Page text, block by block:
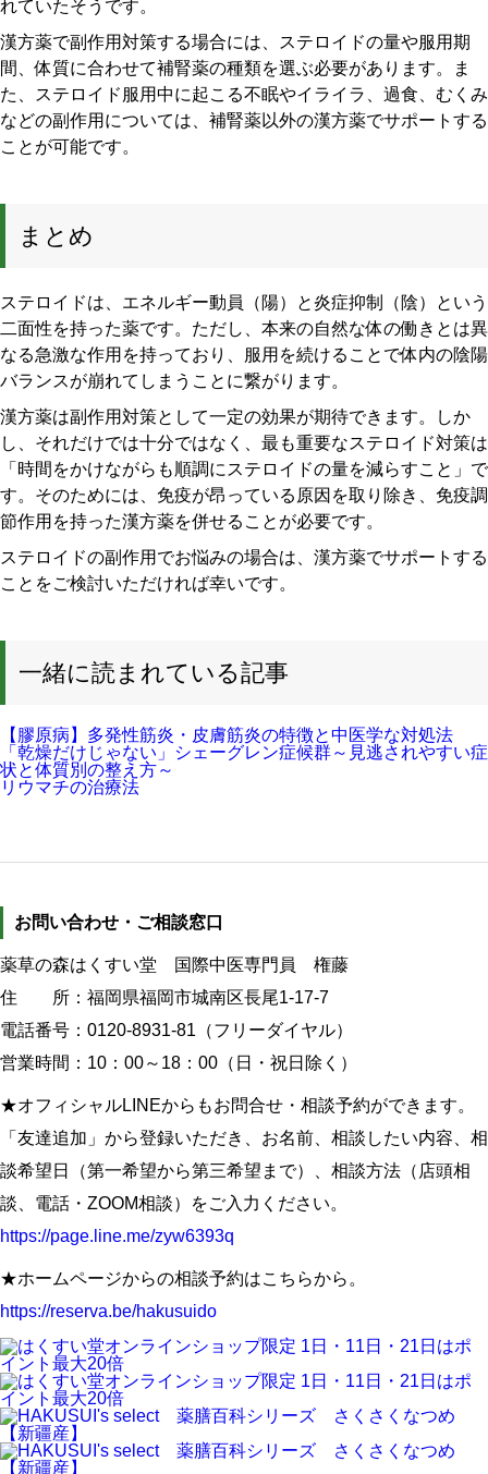
れていたそうです。
漢方薬で副作用対策する場合には、ステロイドの量や服用期
間、体質に合わせて補腎薬の種類を選ぶ必要があります。ま
た、ステロイド服用中に起こる不眠やイライラ、過食、むくみ
などの副作用については、補腎薬以外の漢方薬でサポートする
ことが可能です。
まとめ
ステロイドは、エネルギー動員（陽）と炎症抑制（陰）という
二面性を持った薬です。ただし、本来の自然な体の働きとは異
なる急激な作用を持っており、服用を続けることで体内の陰陽
バランスが崩れてしまうことに繋がります。
漢方薬は副作用対策として一定の効果が期待できます。しか
し、それだけでは十分ではなく、最も重要なステロイド対策は
「時間をかけながらも順調にステロイドの量を減らすこと」で
す。そのためには、免疫が昂っている原因を取り除き、免疫調
節作用を持った漢方薬を併せることが必要です。
ステロイドの副作用でお悩みの場合は、漢方薬でサポートする
ことをご検討いただければ幸いです。
一緒に読まれている記事
【膠原病】多発性筋炎・皮膚筋炎の特徴と中医学な対処法
「乾燥だけじゃない」シェーグレン症候群～見逃されやすい症
状と体質別の整え方～
リウマチの治療法
お問い合わせ・ご相談窓口
薬草の森はくすい堂 国際中医専門員 権藤
住 所：福岡県福岡市城南区長尾1-17-7
電話番号：0120-8931-81（フリーダイヤル）
営業時間：10：00～18：00（日・祝日除く）
★オフィシャルLINEからもお問合せ・相談予約ができます。
「友達追加」から登録いただき、お名前、相談したい内容、相
談希望日（第一希望から第三希望まで）、相談方法（店頭相
談、電話・ZOOM相談）をご入力ください。
https://page.line.me/zyw6393q
★ホームページからの相談予約はこちらから。
https://reserva.be/hakusuido